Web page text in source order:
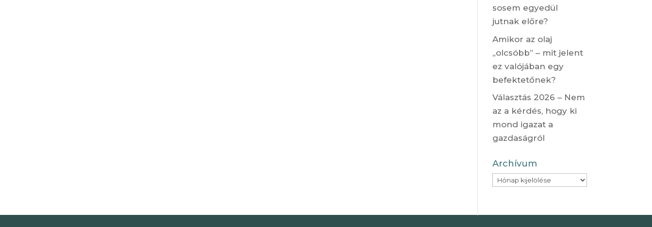
sosem egyedül
jutnak előre?
Amikor az olaj
„olcsóbb” – mit jelent
ez valójában egy
befektetőnek?
Választás 2026 – Nem
az a kérdés, hogy ki
mond igazat a
gazdaságról
Archívum
Archívum